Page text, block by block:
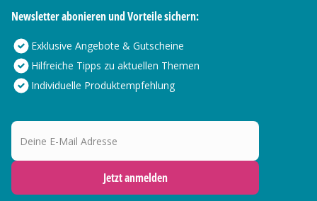
Newsletter abonieren und Vorteile sichern:
Exklusive Angebote & Gutscheine
Hilfreiche Tipps zu aktuellen Themen
Individuelle Produktempfehlung
Deine E-Mail Adresse
Jetzt anmelden